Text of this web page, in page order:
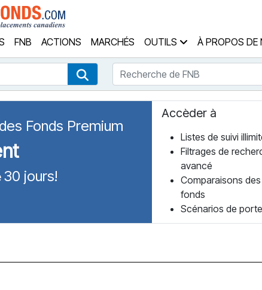
FNB ACTIONS MARCHÉS OUTILS À PROPOS DE
Recherche de fonds
Recherche de FNB
Fonds Premium
30 jours!
Accèder à
Listes de suivi
Filtrages de
avancé
Comparaisons des
fonds
Scénarios de